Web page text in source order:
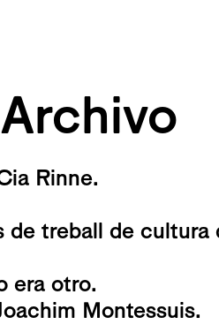
Archivo
Rinne.
de treball de cultura
era otro.
Montessuis.